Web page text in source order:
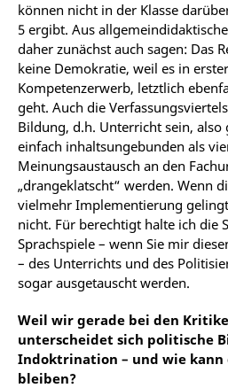
können nicht in der Klasse
5 ergibt. Aus
daher zunächst auch sagen: Das
keine Demokratie, weil es in
Kompetenzerwerb, letztlich
geht. Auch die
Bildung, d.h. Unterricht sein,
einfach inhaltsungebunden als
Meinungsaustausch an den
„drangeklatscht“ werden. Wenn
vielmehr Implementierung
nicht. Für berechtigt halte ich die
Sprachspiele – wenn Sie mir
– des Unterrichts und des
sogar ausgetauscht werden.
Weil wir gerade bei den
unterscheidet sich politische
Indoktrination – und wie kann
bleiben?